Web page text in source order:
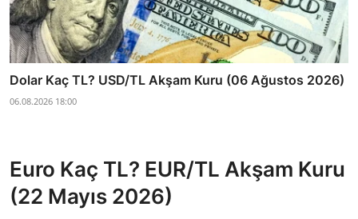
Dolar Kaç TL? USD/TL Akşam Kuru (06 Ağustos 2026)
06.08.2026 18:00
Euro Kaç TL? EUR/TL Akşam Kuru
(22 Mayıs 2026)